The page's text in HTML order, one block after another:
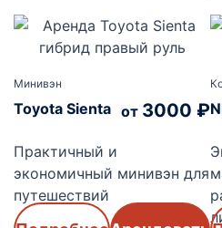
Минивэн
Toyota Sienta от 3000 ₽
Практичный и
экономичный минивэн для
путешествий